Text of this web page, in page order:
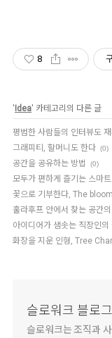
8
' Idea' 카테고리의 다른 글
평범한 사람들의 인터뷰도
그래피티, 할머니도 한다 (0)
공간을 공유하는 방법 (0)
모두가 편하게 즐기는 스마트
꽃으로 기부한다, The
훌라후프 안에서 찾는 공간
아이디어가 샘솟는 직장인의
화장을 지운 인형, Tree
슬로워크 블로그
슬로워크는 조직과